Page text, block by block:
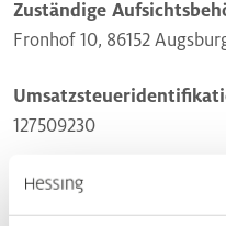
Zuständige
Fronhof 10, 86152
127509230
Zuständige Ärztekammer: